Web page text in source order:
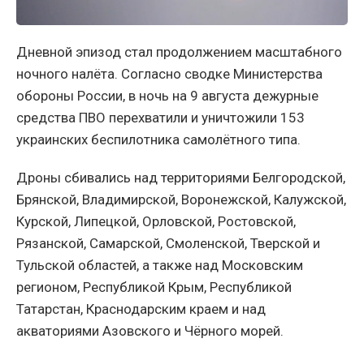
Дневной эпизод стал продолжением масштабного
ночного налёта. Согласно сводке Министерства
обороны России, в ночь на 9 августа дежурные
средства ПВО перехватили и уничтожили 153
украинских беспилотника самолётного типа.
Дроны сбивались над территориями Белгородской,
Брянской, Владимирской, Воронежской, Калужской,
Курской, Липецкой, Орловской, Ростовской,
Рязанской, Самарской, Смоленской, Тверской и
Тульской областей, а также над Московским
регионом, Республикой Крым, Республикой
Татарстан, Краснодарским краем и над
акваториями Азовского и Чёрного морей.